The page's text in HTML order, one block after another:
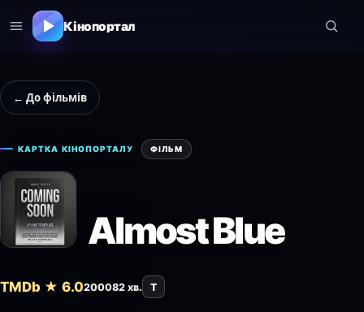
Кінопортал
← До фільмів
КАРТКА КІНОПОРТАЛУ ФІЛЬМ
Almost Blue
TMDb ★ 6.0200082 хв. T